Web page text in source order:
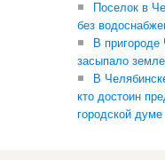
Поселок в
без
В пригороде
засыпало
В
кто достоин
городской думе